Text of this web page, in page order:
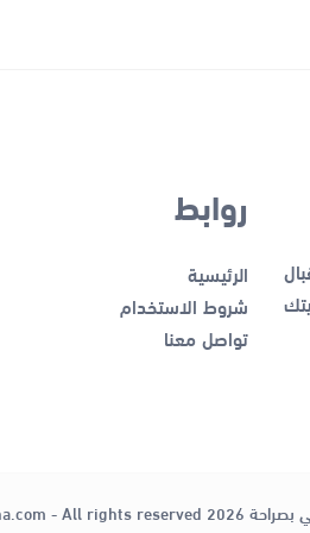
روابط
الرئيسية
شروط الاستخدام
تواصل معنا
2026
- All rights reserved